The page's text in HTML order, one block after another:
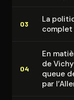
03
La
04
En
de
queue
par